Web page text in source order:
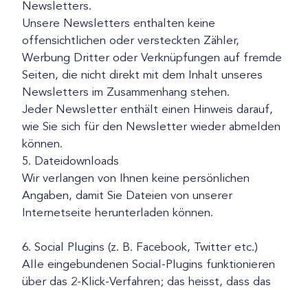
Newsletters.
Unsere Newsletters enthalten keine
offensichtlichen oder versteckten Zähler,
Werbung Dritter oder Verknüpfungen auf fremde
Seiten, die nicht direkt mit dem Inhalt unseres
Newsletters im Zusammenhang stehen.
Jeder Newsletter enthält einen Hinweis darauf,
wie Sie sich für den Newsletter wieder abmelden
können.
5. Dateidownloads
Wir verlangen von Ihnen keine persönlichen
Angaben, damit Sie Dateien von unserer
Internetseite herunterladen können.
6. Social Plugins (z. B. Facebook, Twitter etc.)
Alle eingebundenen Social-Plugins funktionieren
über das 2-Klick-Verfahren; das heisst, dass das